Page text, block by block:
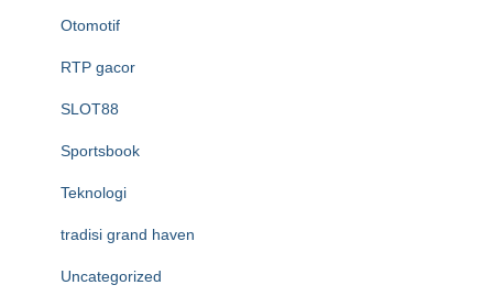
Otomotif
RTP gacor
SLOT88
Sportsbook
Teknologi
tradisi grand haven
Uncategorized